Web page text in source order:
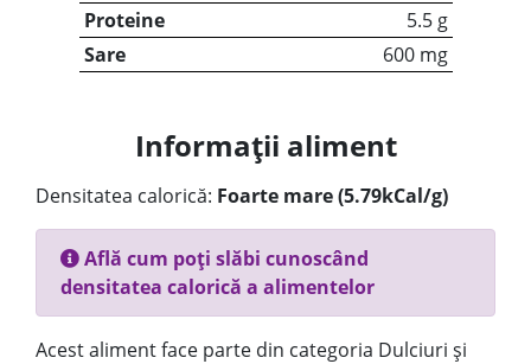
Proteine
5.5 g
Sare
600 mg
Informații aliment
Densitatea calorică: Foarte mare (5.79kCal/g)
Află cum poți slăbi cunoscând
densitatea calorică a alimentelor
Acest aliment face parte din categoria Dulciuri și